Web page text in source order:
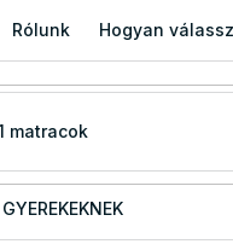
Rólunk Hogyan
GYEREKEKNEK